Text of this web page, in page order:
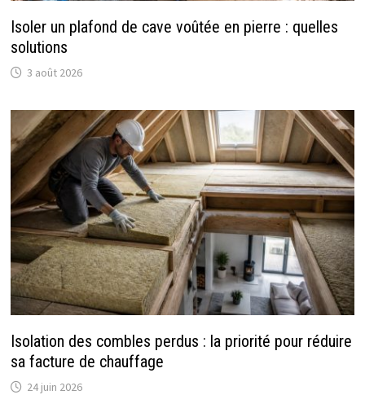
Isoler un plafond de cave voûtée en pierre : quelles
solutions
3 août 2026
Isolation des combles perdus : la priorité pour réduire
sa facture de chauffage
24 juin 2026